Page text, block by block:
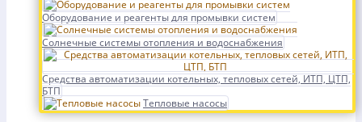
Оборудование и реагенты для промывки систем
Солнечные системы отопления и водоснабжения
Средства автоматизации котельных, тепловых сетей, ИТП, ЦТП,
БТП
Тепловые насосы